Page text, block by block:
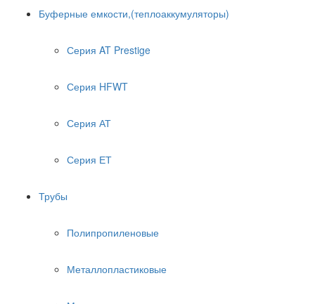
Буферные емкости,(теплоаккумуляторы)
Серия AT Prestige
Серия HFWT
Серия АТ
Серия ЕТ
Трубы
Полипропиленовые
Металлопластиковые